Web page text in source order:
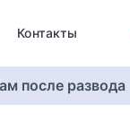
Контакты
после развода